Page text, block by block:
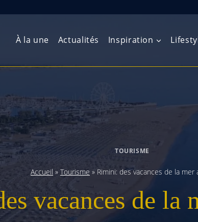
À la une Actualités Inspiration
Europe de l’Ouest
Europe du Nord
Europe centrale
Europe de l’Est
Balkans
Antilles et Caraïbes
Amérique du Sud
TOURISME
Accueil » Tourisme » Rimini: des vacances de la mer
vacances de la